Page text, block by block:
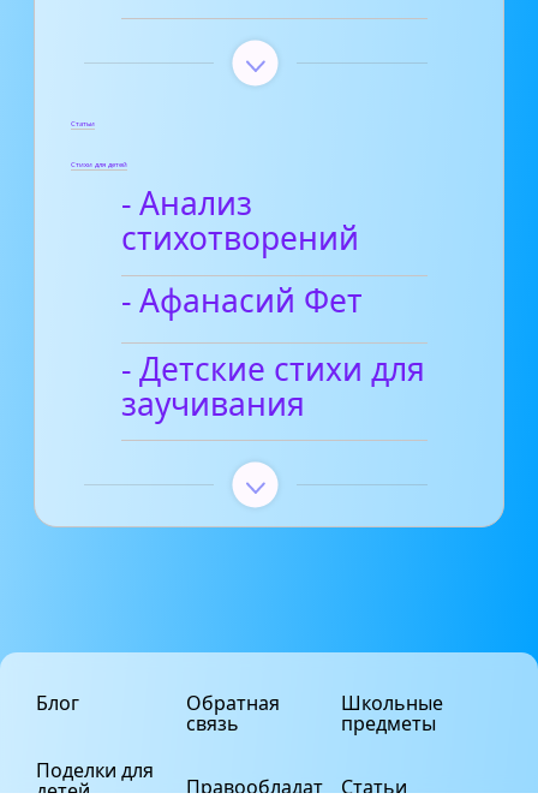
Статьи
Стихи для детей
- Анализ
стихотворений
- Афанасий Фет
- Детские стихи для
заучивания
Блог
Поделки для
детей
Обратная
связь
Правообладат
Школьные
предметы
Статьи